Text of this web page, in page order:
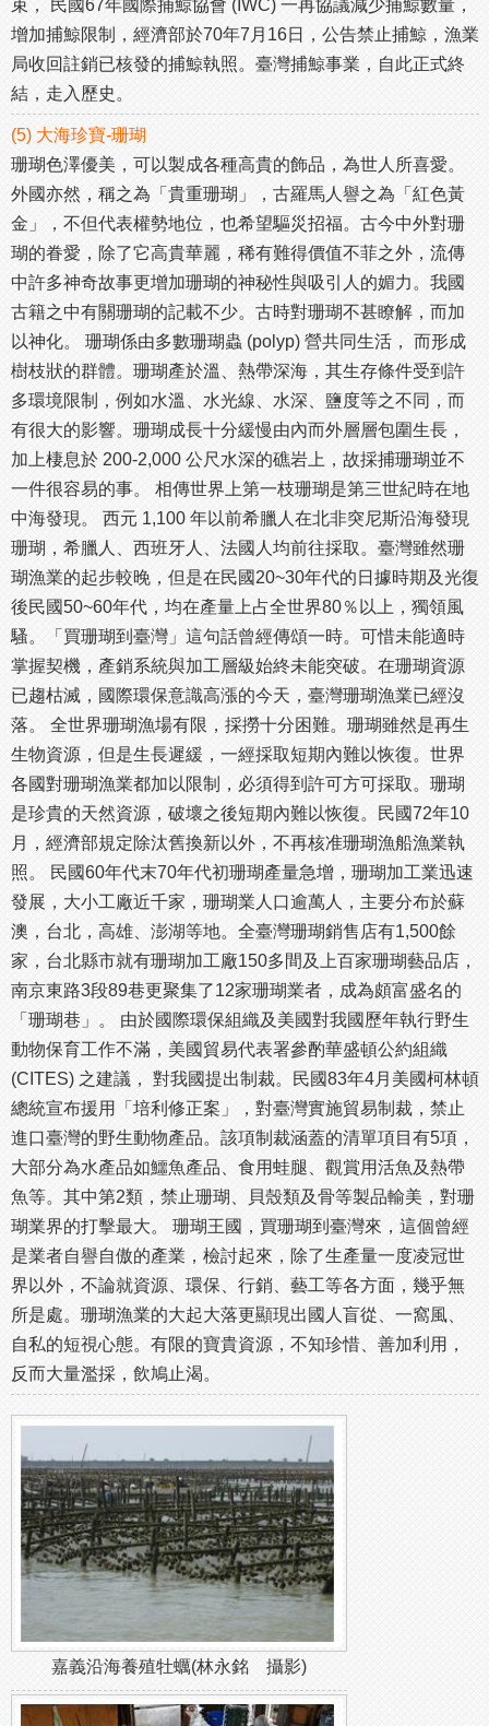
束， 民國67年國際捕鯨協會 (IWC) 一再協議減少捕鯨數量，
增加捕鯨限制，經濟部於70年7月16日，公告禁止捕鯨，漁業
局收回註銷已核發的捕鯨執照。臺灣捕鯨事業，自此正式終
結，走入歷史。
(5) 大海珍寶-珊瑚
珊瑚色澤優美，可以製成各種高貴的飾品，為世人所喜愛。
外國亦然，稱之為「貴重珊瑚」，古羅馬人譽之為「紅色黃
金」，不但代表權勢地位，也希望驅災招福。古今中外對珊
瑚的眷愛，除了它高貴華麗，稀有難得價值不菲之外，流傳
中許多神奇故事更增加珊瑚的神秘性與吸引人的媚力。我國
古籍之中有關珊瑚的記載不少。古時對珊瑚不甚瞭解，而加
以神化。 珊瑚係由多數珊瑚蟲 (polyp) 營共同生活， 而形成
樹枝狀的群體。珊瑚產於溫、熱帶深海，其生存條件受到許
多環境限制，例如水溫、水光線、水深、鹽度等之不同，而
有很大的影響。珊瑚成長十分緩慢由內而外層層包圍生長，
加上棲息於 200-2,000 公尺水深的礁岩上，故採捕珊瑚並不
一件很容易的事。 相傳世界上第一枝珊瑚是第三世紀時在地
中海發現。 西元 1,100 年以前希臘人在北非突尼斯沿海發現
珊瑚，希臘人、西班牙人、法國人均前往採取。臺灣雖然珊
瑚漁業的起步較晚，但是在民國20~30年代的日據時期及光復
後民國50~60年代，均在產量上占全世界80％以上，獨領風
騷。「買珊瑚到臺灣」這句話曾經傳頌一時。可惜未能適時
掌握契機，產銷系統與加工層級始終未能突破。在珊瑚資源
已趨枯滅，國際環保意識高漲的今天，臺灣珊瑚漁業已經沒
落。 全世界珊瑚漁場有限，採撈十分困難。珊瑚雖然是再生
生物資源，但是生長遲緩，一經採取短期內難以恢復。世界
各國對珊瑚漁業都加以限制，必須得到許可方可採取。珊瑚
是珍貴的天然資源，破壞之後短期內難以恢復。民國72年10
月，經濟部規定除汰舊換新以外，不再核准珊瑚漁船漁業執
照。 民國60年代末70年代初珊瑚產量急增，珊瑚加工業迅速
發展，大小工廠近千家，珊瑚業人口逾萬人，主要分布於蘇
澳，台北，高雄、澎湖等地。全臺灣珊瑚銷售店有1,500餘
家，台北縣市就有珊瑚加工廠150多間及上百家珊瑚藝品店，
南京東路3段89巷更聚集了12家珊瑚業者，成為頗富盛名的
「珊瑚巷」。 由於國際環保組織及美國對我國歷年執行野生
動物保育工作不滿，美國貿易代表署參酌華盛頓公約組織
(CITES) 之建議， 對我國提出制裁。民國83年4月美國柯林頓
總統宣布援用「培利修正案」，對臺灣實施貿易制裁，禁止
進口臺灣的野生動物產品。該項制裁涵蓋的清單項目有5項，
大部分為水產品如鱷魚產品、食用蛙腿、觀賞用活魚及熱帶
魚等。其中第2類，禁止珊瑚、貝殼類及骨等製品輸美，對珊
瑚業界的打擊最大。 珊瑚王國，買珊瑚到臺灣來，這個曾經
是業者自譽自傲的產業，檢討起來，除了生產量一度凌冠世
界以外，不論就資源、環保、行銷、藝工等各方面，幾乎無
所是處。珊瑚漁業的大起大落更顯現出國人盲從、一窩風、
自私的短視心態。有限的寶貴資源，不知珍惜、善加利用，
反而大量濫採，飲鳩止渴。
嘉義沿海養殖牡蠣(林永銘 攝影)